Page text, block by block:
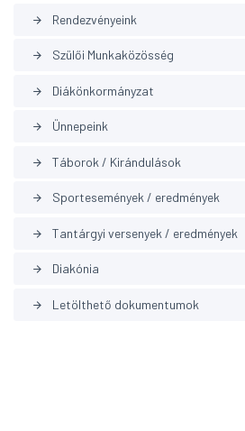
arrow_forward Rendezvényeink
arrow_forward Szülői Munkaközösség
arrow_forward Diákönkormányzat
arrow_forward Ünnepeink
arrow_forward Táborok / Kirándulások
arrow_forward Sportesemények / eredmények
arrow_forward Tantárgyi versenyek / eredmények
arrow_forward Diakónia
arrow_forward Letölthető dokumentumok